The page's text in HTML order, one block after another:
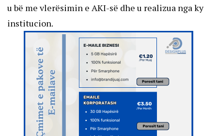
u bë me vlerësimin e AKI-së dhe u realizua nga ky
institucion.